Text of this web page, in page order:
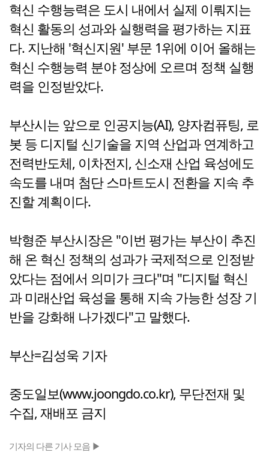
혁신 수행능력은 도시 내에서 실제 이뤄지는
혁신 활동의 성과와 실행력을 평가하는 지표
다. 지난해 '혁신지원' 부문 1위에 이어 올해는
혁신 수행능력 분야 정상에 오르며 정책 실행
력을 인정받았다.
부산시는 앞으로 인공지능(AI), 양자컴퓨팅, 로
봇 등 디지털 신기술을 지역 산업과 연계하고
전력반도체, 이차전지, 신소재 산업 육성에도
속도를 내며 첨단 스마트도시 전환을 지속 추
진할 계획이다.
박형준 부산시장은 "이번 평가는 부산이 추진
해 온 혁신 정책의 성과가 국제적으로 인정받
았다는 점에서 의미가 크다"며 "디지털 혁신
과 미래산업 육성을 통해 지속 가능한 성장 기
반을 강화해 나가겠다"고 말했다.
부산=김성욱 기자
중도일보(www.joongdo.co.kr), 무단전재 및
수집, 재배포 금지
기자의 다른 기사 모음 ▶